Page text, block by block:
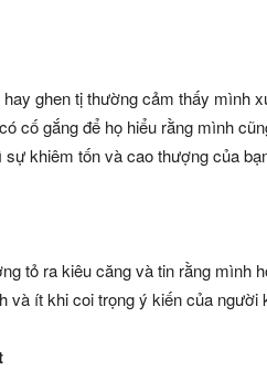
ghen tị thường cảm thấy mình
cố gắng để họ hiểu rằng mình
khiêm tốn và cao thượng của
tỏ ra kiêu căng và tin rằng mình
và ít khi coi trọng ý kiến của người